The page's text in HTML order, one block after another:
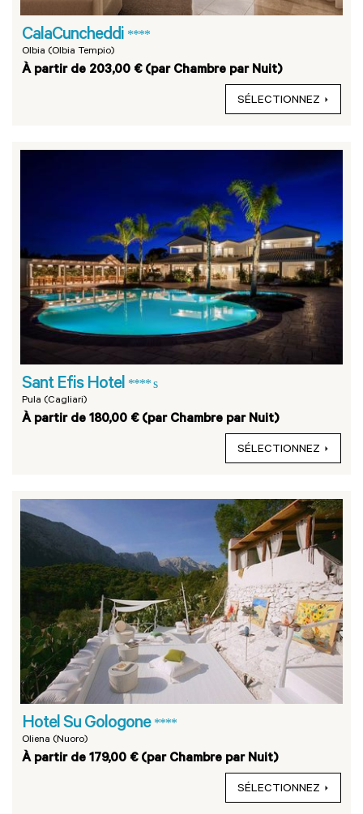
CalaCuncheddi ****
Olbia (Olbia Tempio)
À partir de 203,00 € (par Chambre par Nuit)
SÉLECTIONNEZ
Sant Efis Hotel **** s
Pula (Cagliari)
À partir de 180,00 € (par Chambre par Nuit)
SÉLECTIONNEZ
Hotel Su Gologone ****
Oliena (Nuoro)
À partir de 179,00 € (par Chambre par Nuit)
SÉLECTIONNEZ